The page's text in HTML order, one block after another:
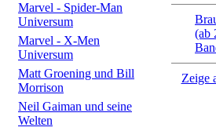
Marvel - Spider-Man
Universum
Marvel - X-Men
Universum
Matt Groening und Bill
Morrison
Neil Gaiman und seine
Welten
(ab
Zeige